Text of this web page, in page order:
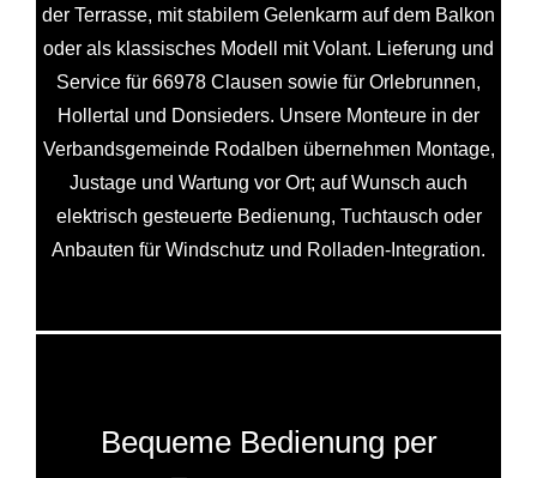
der Terrasse, mit stabilem Gelenkarm auf dem Balkon
oder als klassisches Modell mit Volant. Lieferung und
Service für 66978 Clausen sowie für Orlebrunnen,
Hollertal und Donsieders. Unsere Monteure in der
Verbandsgemeinde Rodalben übernehmen Montage,
Justage und Wartung vor Ort; auf Wunsch auch
elektrisch gesteuerte Bedienung, Tuchtausch oder
Anbauten für Windschutz und Rolladen-Integration.
Bequeme Bedienung per